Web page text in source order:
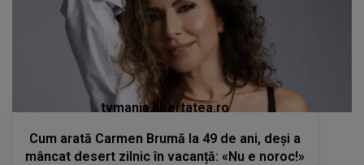
tvmania.libertatea.ro
Cum arată Carmen Brumă la 49 de ani, deși a
mâncat desert zilnic în vacanță: «Nu e noroc!»